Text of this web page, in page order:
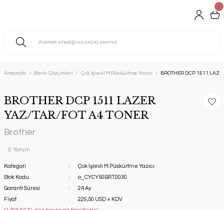
Anasayfa Baskı Çözümleri Çok İşlevli M.Püskürtme Yazıcı BROTHER DCP 1511
BROTHER DCP 1511 LAZER
YAZ/TAR/FOT A4 TONER
Brother
0 Yorum
Kategori
Çok İşlevli M.Püskürtme Yazıcı
Stok Kodu
o_CYCY50BRT0030
Garanti Süresi
24 Ay
Fiyat
229,50 USD + KDV